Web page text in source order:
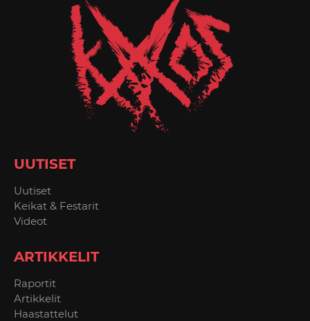
UUTISET
Uutiset
Keikat & Festarit
Videot
ARTIKKELIT
Raportit
Artikkelit
Haastattelut